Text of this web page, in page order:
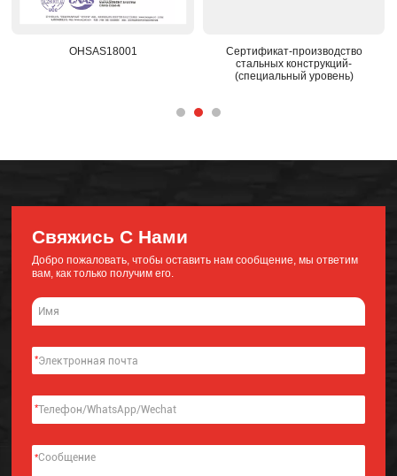
OHSAS18001
Сертификат-производство
стальных конструкций-
(специальный уровень)
Свяжись С Нами
Добро пожаловать, чтобы оставить нам сообщение, мы ответим
вам, как только получим его.
*
*
*